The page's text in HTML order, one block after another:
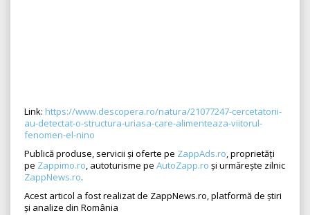
Link: https://www.descopera.ro/natura/21077247-cercetatorii-
au-detectat-o-structura-uriasa-care-alimenteaza-viitorul-
fenomen-el-nino
Publică produse, servicii și oferte pe ZappAds.ro, proprietăți
pe Zappimo.ro, autoturisme pe AutoZapp.ro și urmărește zilnic
ZappNews.ro.
Acest articol a fost realizat de ZappNews.ro, platformă de știri
și analize din România